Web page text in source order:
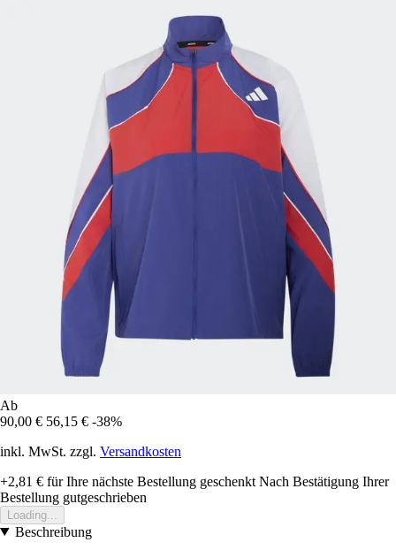
Ab
90,00 € 56,15 € -38%
inkl. MwSt. zzgl. Versandkosten
+2,81 € für Ihre nächste Bestellung geschenkt Nach Bestätigung Ihrer
Bestellung gutgeschrieben
Loading...
Beschreibung